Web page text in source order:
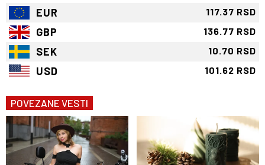
EUR 117.37 RSD
GBP 136.77 RSD
SEK 10.70 RSD
USD 101.62 RSD
POVEZANE VESTI